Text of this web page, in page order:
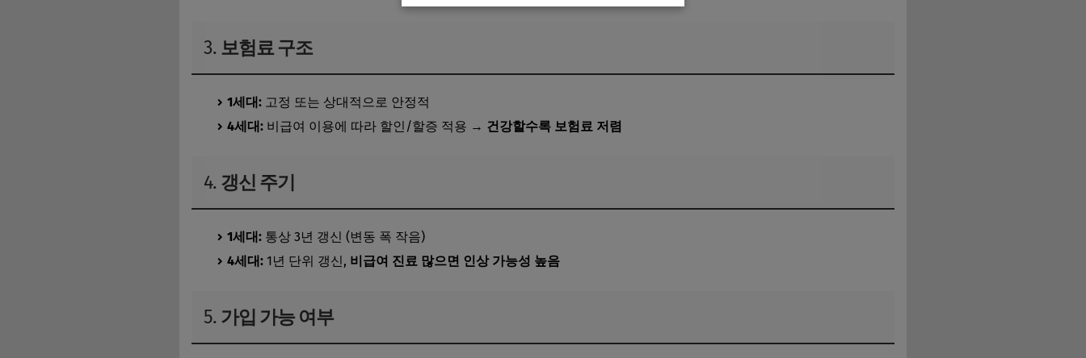
3. 보험료 구조
1세대: 고정 또는 상대적으로 안정적
4세대: 비급여 이용에 따라 할인/할증 적용 → 건강할수록 보험료 저렴
4. 갱신 주기
1세대: 통상 3년 갱신 (변동 폭 작음)
4세대: 1년 단위 갱신, 비급여 진료 많으면 인상 가능성 높음
5. 가입 가능 여부